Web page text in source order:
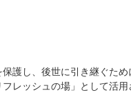
し、後世に引き継ぐため
レッシュの場」として活用